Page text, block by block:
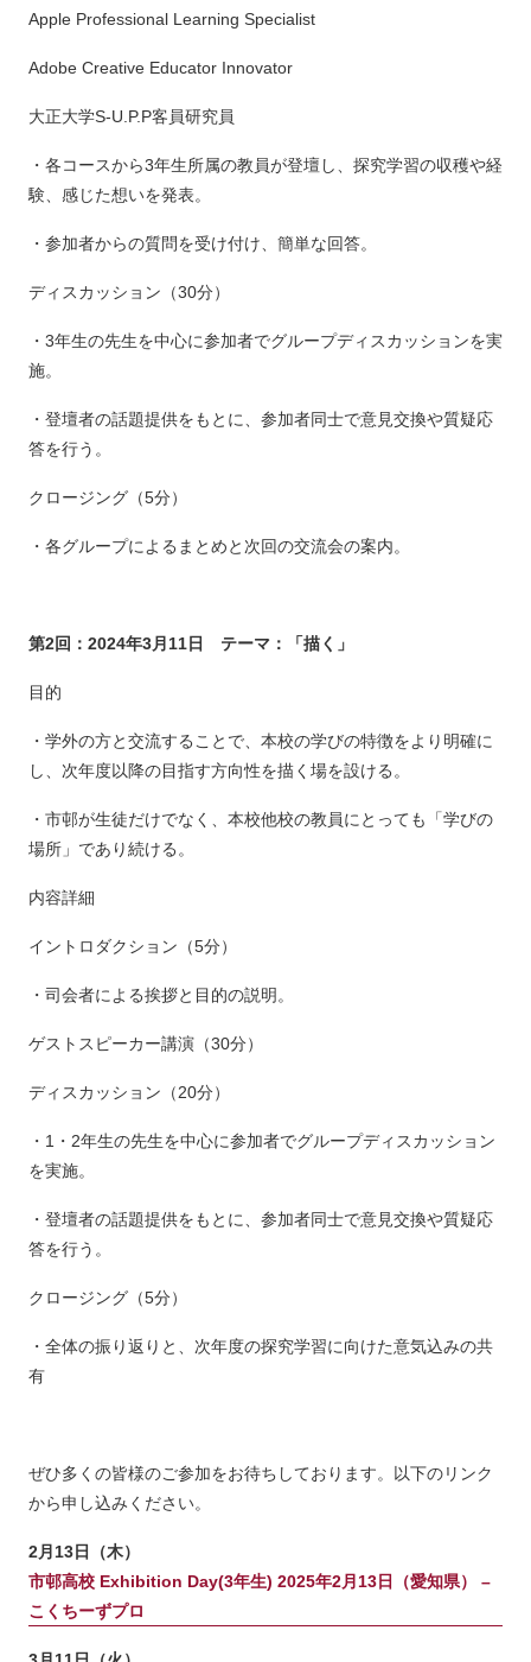
Apple Professional Learning Specialist
Adobe Creative Educator Innovator
大正大学S-U.P.P客員研究員
・各コースから3年生所属の教員が登壇し、探究学習の収穫や経
験、感じた想いを発表。
・参加者からの質問を受け付け、簡単な回答。
ディスカッション（30分）
・3年生の先生を中心に参加者でグループディスカッションを実
施。
・登壇者の話題提供をもとに、参加者同士で意見交換や質疑応
答を行う。
クロージング（5分）
・各グループによるまとめと次回の交流会の案内。
第2回：2024年3月11日 テーマ：「描く」
目的
・学外の方と交流することで、本校の学びの特徴をより明確に
し、次年度以降の目指す方向性を描く場を設ける。
・市邨が生徒だけでなく、本校他校の教員にとっても「学びの
場所」であり続ける。
内容詳細
イントロダクション（5分）
・司会者による挨拶と目的の説明。
ゲストスピーカー講演（30分）
ディスカッション（20分）
・1・2年生の先生を中心に参加者でグループディスカッション
を実施。
・登壇者の話題提供をもとに、参加者同士で意見交換や質疑応
答を行う。
クロージング（5分）
・全体の振り返りと、次年度の探究学習に向けた意気込みの共
有
ぜひ多くの皆様のご参加をお待ちしております。以下のリンク
から申し込みください。
2月13日（木）
市邨高校 Exhibition Day(3年生) 2025年2月13日（愛知県） –
こくちーずプロ